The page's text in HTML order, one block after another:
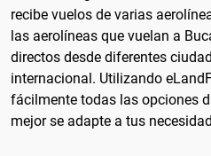
recibe vuelos de varias
las aerolíneas que vuelan a
directos desde diferentes
internacional. Utilizando
fácilmente todas las opciones
mejor se adapte a tus